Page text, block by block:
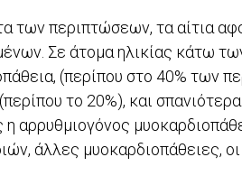
των περιπτώσεων, τα αίτια
Σε άτομα ηλικίας κάτω
(περίπου στο 40% των
το 20%), και
αρρυθμιογόνος
άλλες μυοκαρδιοπάθειες,